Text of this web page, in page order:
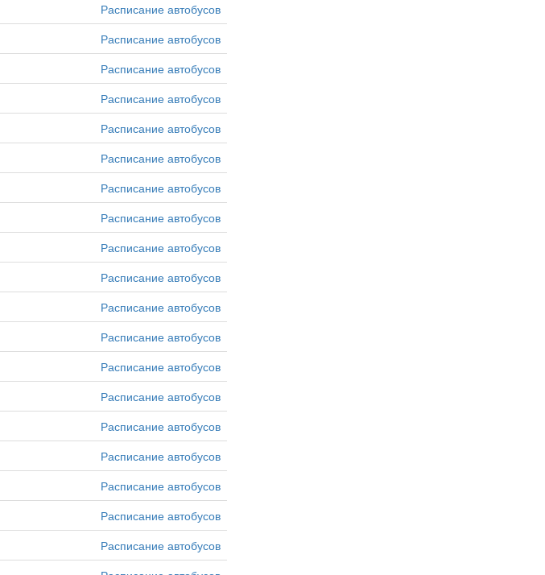
Расписание автобусов
Расписание автобусов
Расписание автобусов
Расписание автобусов
Расписание автобусов
Расписание автобусов
Расписание автобусов
Расписание автобусов
Расписание автобусов
Расписание автобусов
Расписание автобусов
Расписание автобусов
Расписание автобусов
Расписание автобусов
Расписание автобусов
Расписание автобусов
Расписание автобусов
Расписание автобусов
Расписание автобусов